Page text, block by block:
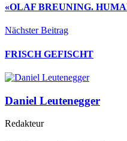
«OLAF BREUNING.
Nächster Beitrag
FRISCH GEFISCHT
Daniel Leutenegger
Redakteur